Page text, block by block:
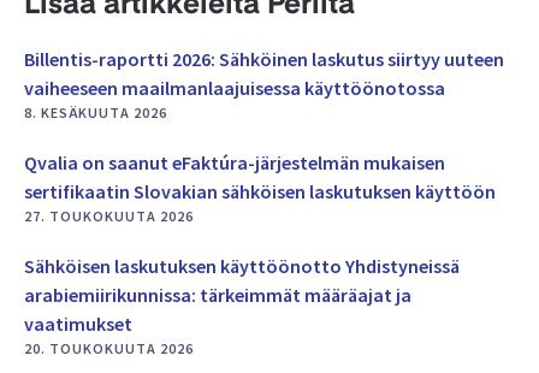
Lisää artikkeleita Periltä
Billentis-raportti 2026: Sähköinen laskutus siirtyy uuteen
vaiheeseen maailmanlaajuisessa käyttöönotossa
8. KESÄKUUTA 2026
Qvalia on saanut eFaktúra-järjestelmän mukaisen
sertifikaatin Slovakian sähköisen laskutuksen käyttöön
27. TOUKOKUUTA 2026
Sähköisen laskutuksen käyttöönotto Yhdistyneissä
arabiemiirikunnissa: tärkeimmät määräajat ja
vaatimukset
20. TOUKOKUUTA 2026